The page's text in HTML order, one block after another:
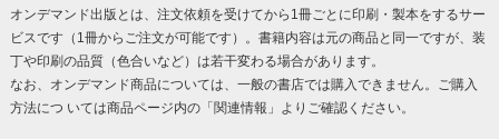
オンデマンド出版とは、注文依頼を受けてから1冊ごとに印刷・製本をするサー
ビスです（1冊からご注文が可能です）。書籍内容は元の商品と同一ですが、装
丁や印刷の品質（色合いなど）は若干変わる場合があります。
なお、オンデマンド商品については、一般の書店では購入できません。ご購入
方法につ いては商品ページ内の「関連情報」よりご確認ください。